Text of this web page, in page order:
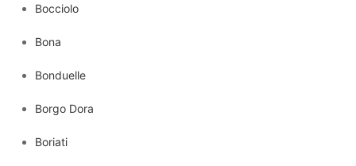
Bocciolo
Bona
Bonduelle
Borgo Dora
Boriati